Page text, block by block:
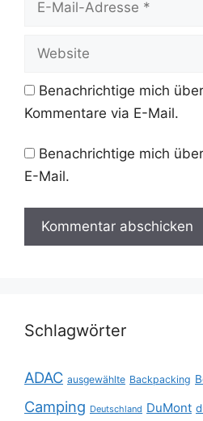
Mail-
Benachrichtige mich
Kommentare via E-Mail.
Benachrichtige mich
E-Mail.
Schlagwörter
ADAC ausgewählte Backpacking
Camping Deutschland DuMont